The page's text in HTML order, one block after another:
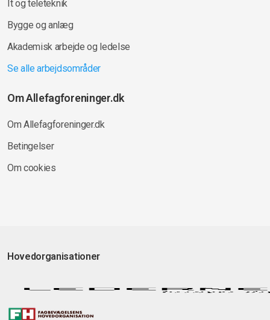
It og teleteknik
Bygge og anlæg
Akademisk arbejde og ledelse
Se alle arbejdsområder
Om Allefagforeninger.dk
Om Allefagforeninger.dk
Betingelser
Om cookies
Hovedorganisationer